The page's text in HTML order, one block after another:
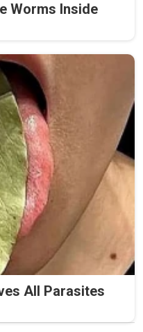
Worms Inside
All Parasites